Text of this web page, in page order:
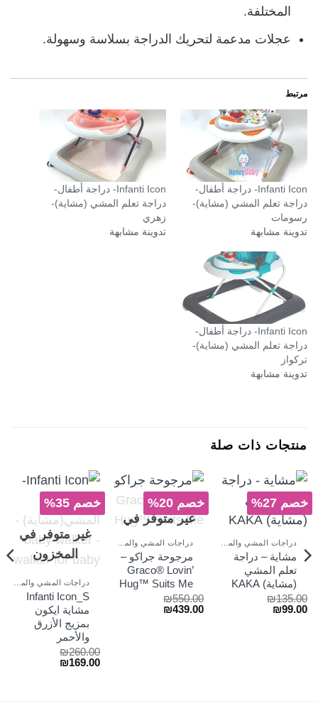
المختلفة.
عجلات مدعمة لتحريك الدراجة بسلاسة وسهولة.
مرتبط
Infanti Icon- دراجة أطفال-
دراجة تعلم المشي (مشاية)-
رسومات
تدوينة مشابهة
Infanti Icon- دراجة أطفال-
دراجة تعلم المشي (مشاية)-
زهري
تدوينة مشابهة
Infanti Icon- دراجة أطفال-
دراجة تعلم المشي (مشاية)-
تركواز
تدوينة مشابهة
منتجات ذات صلة
خصم 27%
مشاية – دراجة
تعلم المشي
(مشاية) KAKA
₪135.00
السعر₪99.00
السعر
خصم 20%
غير متوفر في
المخزون
مرجوحة جراكو –
Graco® Lovin’
Hug™ Suits Me
₪550.00
السعر ₪439.00
السعر
خصم 35%
غير متوفر في
المخزون
Infanti Icon_S
مشاية ايكون
بمزيج الأزرق
والأحمر
₪260.00
السعر ₪169.00
السعر